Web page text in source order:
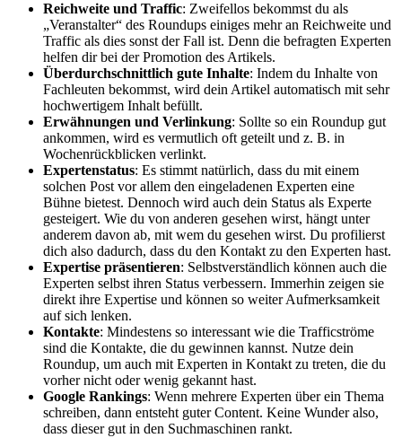
Reichweite und Traffic: Zweifellos bekommst du als
„Veranstalter“ des Roundups einiges mehr an Reichweite und
Traffic als dies sonst der Fall ist. Denn die befragten Experten
helfen dir bei der Promotion des Artikels.
Überdurchschnittlich gute Inhalte: Indem du Inhalte von
Fachleuten bekommst, wird dein Artikel automatisch mit sehr
hochwertigem Inhalt befüllt.
Erwähnungen und Verlinkung: Sollte so ein Roundup gut
ankommen, wird es vermutlich oft geteilt und z. B. in
Wochenrückblicken verlinkt.
Expertenstatus: Es stimmt natürlich, dass du mit einem
solchen Post vor allem den eingeladenen Experten eine
Bühne bietest. Dennoch wird auch dein Status als Experte
gesteigert. Wie du von anderen gesehen wirst, hängt unter
anderem davon ab, mit wem du gesehen wirst. Du profilierst
dich also dadurch, dass du den Kontakt zu den Experten hast.
Expertise präsentieren: Selbstverständlich können auch die
Experten selbst ihren Status verbessern. Immerhin zeigen sie
direkt ihre Expertise und können so weiter Aufmerksamkeit
auf sich lenken.
Kontakte: Mindestens so interessant wie die Trafficströme
sind die Kontakte, die du gewinnen kannst. Nutze dein
Roundup, um auch mit Experten in Kontakt zu treten, die du
vorher nicht oder wenig gekannt hast.
Google Rankings: Wenn mehrere Experten über ein Thema
schreiben, dann entsteht guter Content. Keine Wunder also,
dass dieser gut in den Suchmaschinen rankt.